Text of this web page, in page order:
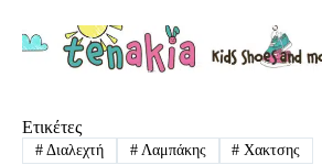
Ετικέτες
#Διαλεχτή #Λαμπάκης # Χακτσης